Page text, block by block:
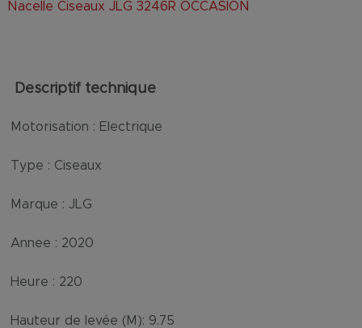
Nacelle Ciseaux JLG 3246R OCCASION
Descriptif technique
Motorisation : Electrique
Type : Ciseaux
Marque : JLG
Annee : 2020
Heure : 220
Hauteur de levée (M): 9.75